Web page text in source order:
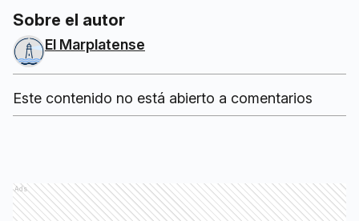
Sobre el autor
El Marplatense
Este contenido no está abierto a comentarios
Ads